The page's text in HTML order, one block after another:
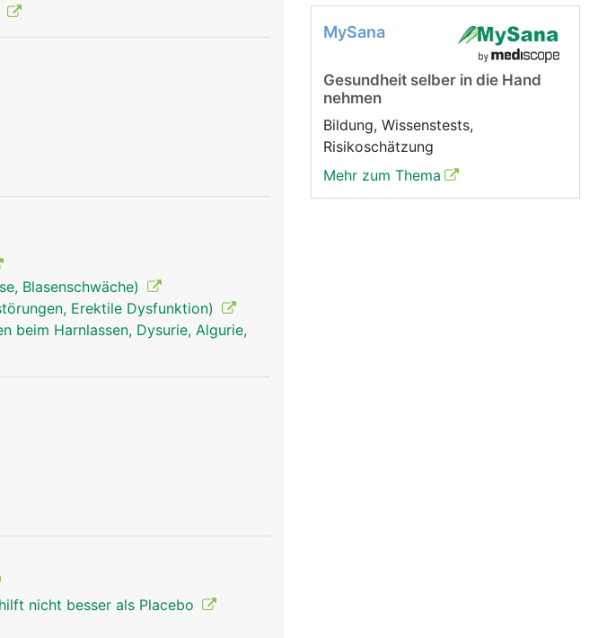
Blasenschwäche)
Erektile Dysfunktion)
beim Harnlassen, Dysurie, Algurie,
nicht besser als Placebo
MySana
Gesundheit selber in die Hand
nehmen
Bildung, Wissenstests,
Risikoschätzung
Mehr zum Thema